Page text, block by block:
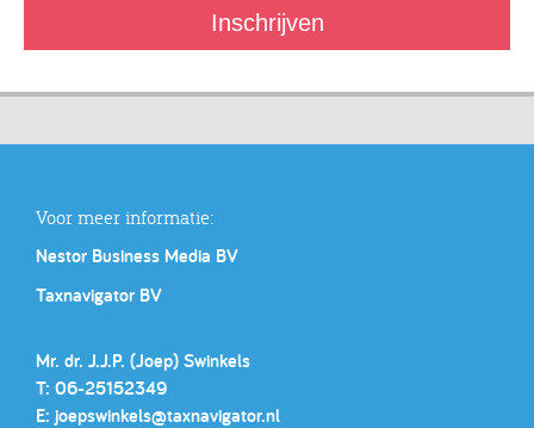
Voor meer informatie:
Nestor Business Media BV
Taxnavigator BV
Mr. dr. J.J.P. (Joep) Swinkels
T: 06-25152349
E: joepswinkels@taxnavigator.nl